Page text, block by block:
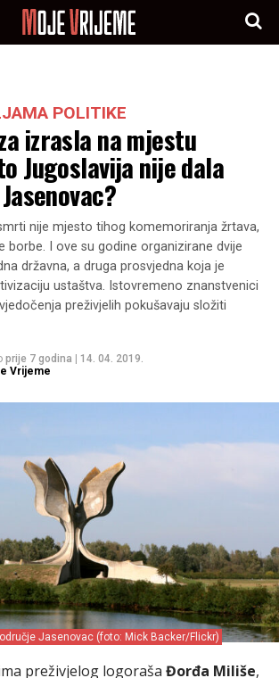
POLITIKE
izrasla na mjestu
Jugoslavija nije dala
nije mjesto tihog komemoriranja žrtava,
borbe. I ove su godine organizirane dvije
državna, a druga prosvjedna koja je
ustaštva. Istovremeno znanstvenici
preživjelih pokušavaju složiti
prije 7 godina
14. 04. 2019.
Vrijeme
Jasenovac (foto: Mick Backer/Flickr)
preživjelog logoraša Đorđa Miliše,